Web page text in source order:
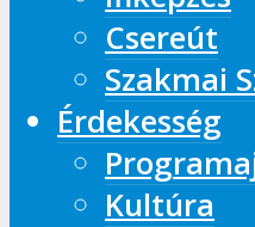
Csereút
Szakmai
Érdekesség
Kultúra